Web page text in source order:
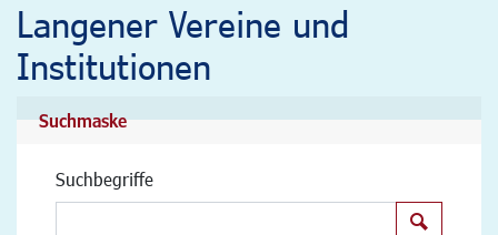
Langener Vereine und
Institutionen
Suchmaske
Suchbegriffe